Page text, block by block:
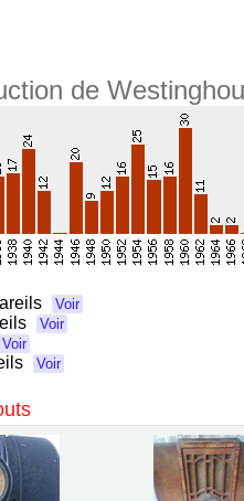
de
Voir
Voir
Voir
Voir